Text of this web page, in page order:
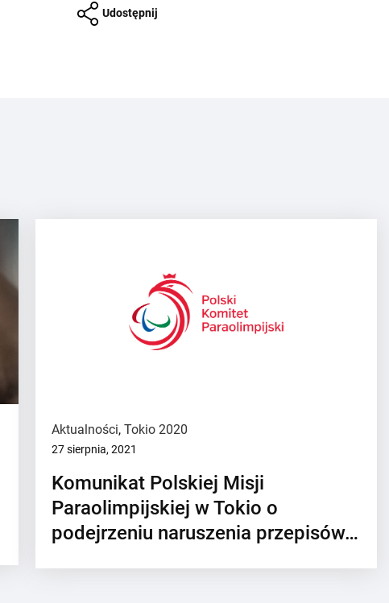
Udostępnij
Aktualności,Tokio 2020
27 sierpnia, 2021
Komunikat Polskiej Misji
Paraolimpijskiej w Tokio o
podejrzeniu naruszenia przepisów…